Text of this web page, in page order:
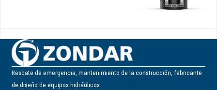
Rescate de emergencia, mantenimiento de la construcción, fabricante
de diseño de equipos hidráulicos